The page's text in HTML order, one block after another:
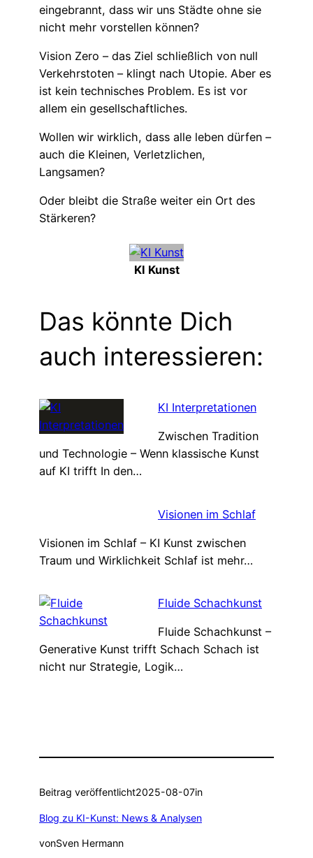
eingebrannt, dass wir uns Städte ohne sie
nicht mehr vorstellen können?
Vision Zero – das Ziel schließlich von null
Verkehrstoten – klingt nach Utopie. Aber es
ist kein technisches Problem. Es ist vor
allem ein gesellschaftliches.
Wollen wir wirklich, dass alle leben dürfen –
auch die Kleinen, Verletzlichen,
Langsamen?
Oder bleibt die Straße weiter ein Ort des
Stärkeren?
KI Kunst
Das könnte Dich
auch interessieren:
KI Interpretationen
Zwischen Tradition
und Technologie – Wenn klassische Kunst
auf KI trifft In den…
Visionen im Schlaf
Visionen im Schlaf – KI Kunst zwischen
Traum und Wirklichkeit Schlaf ist mehr…
Fluide Schachkunst
Fluide Schachkunst –
Generative Kunst trifft Schach Schach ist
nicht nur Strategie, Logik…
Beitrag veröffentlicht2025-08-07in
Blog zu KI-Kunst: News & Analysen
vonSven Hermann